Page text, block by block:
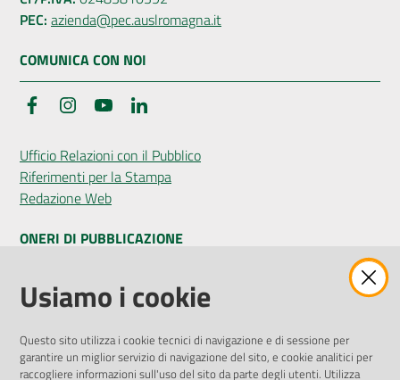
PEC: azienda@pec.auslromagna.it
COMUNICA CON NOI
FacebookInstagramYouTube
Ufficio Relazioni con il Pubblico
Riferimenti per la Stampa
Redazione Web
ONERI DI PUBBLICAZIONE
Amministrazione Trasparente
Pubblicità legale
Privacy Policy
Attuazione Misure PNRR
Usiamo i cookie
Questo sito utilizza i cookie tecnici di navigazione e di sessione per
garantire un miglior servizio di navigazione del sito, e cookie analitici per
raccogliere informazioni sull'uso del sito da parte degli utenti. Utilizza